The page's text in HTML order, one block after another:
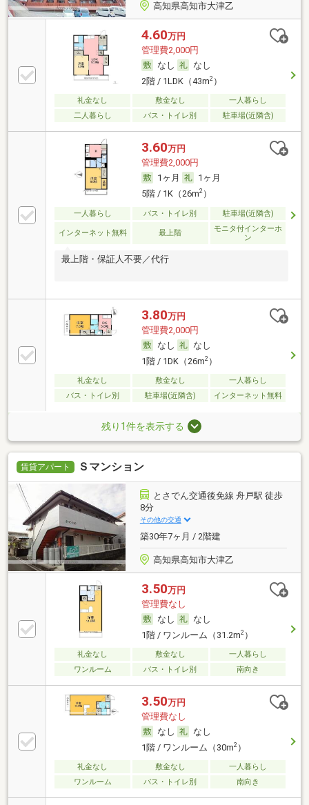
高知県高知市大津乙
4.60万円
管理費2,000円
なし
なし
2階 / 1LDK（43m2）
礼金なし 敷金なし
一人暮らし
二人暮らし
バス・トイレ別 駐車場(近隣含)
3.60万円
管理費2,000円
1ヶ月
1ヶ月
5階 / 1K（26m2）
一人暮らし バス・トイレ別 駐車場(近隣含)
インターネット無料 最上階
モニタ付インターホ
ン
最上階・保証人不要／代行
3.80万円
管理費2,000円
なし
なし
1階 / 1DK（26m2）
礼金なし 敷金なし
一人暮らし
バス・トイレ別
駐車場(近隣含) インターネット無料
残り1件を表示する
賃貸アパート Ｓマンション
とさでん交通後免線 舟戸駅 徒歩
8分
その他の交通
築30年7ヶ月 / 2階建
高知県高知市大津乙
3.50万円
管理費なし
なし
なし
1階 / ワンルーム（31.2m2）
礼金なし 敷金なし
一人暮らし
ワンルーム
バス・トイレ別 南向き
3.50万円
管理費なし
なし
なし
1階 / ワンルーム（30m2）
礼金なし 敷金なし
一人暮らし
ワンルーム
バス・トイレ別 南向き